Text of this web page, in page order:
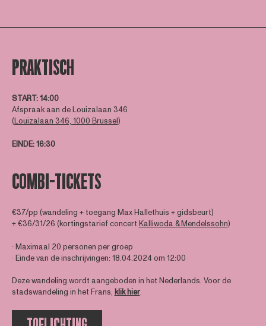
PRAKTISCH
START:14:00
Afspraak aan de Louizalaan 346
(Louizalaan 346, 1000 Brussel)
EINDE: 16:30
COMBI-TICKETS
€37/pp (wandeling + toegang Max Hallethuis + gidsbeurt)
+ €36/31/26 (kortingstarief concert Kalliwoda & Mendelssohn)
∙ Maximaal 20 personen per groep
∙ Einde van de inschrijvingen: 18.04.2024 om 12:00
Deze wandeling wordt aangeboden in het Nederlands. Voor de
stadswandeling in het Frans, klik hier.